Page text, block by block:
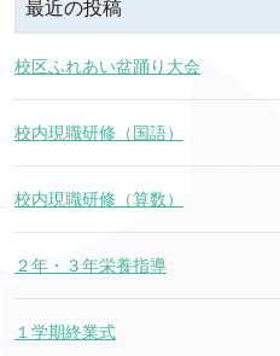
最近の投稿
校区ふれあい盆踊り大会
校内現職研修（国語）
校内現職研修（算数）
２年・３年栄養指導
１学期終業式